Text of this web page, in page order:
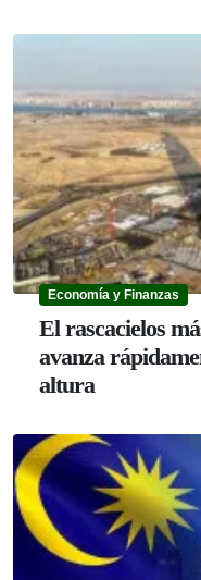
Economía y Finanzas
El rascacielos
avanza
altura